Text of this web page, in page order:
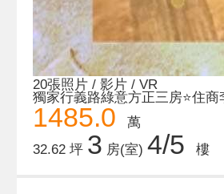
20張照片 / 影片 / VR
獨家行義路綠意方正三房⭐️住商
1485.0
萬
32.62 坪 3 房(室)4/5 樓